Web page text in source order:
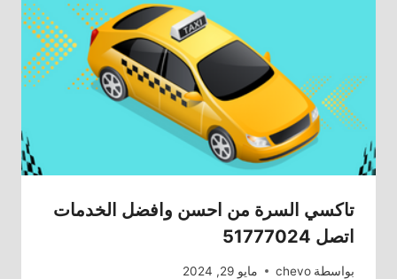
تاكسي السرة من احسن وافضل الخدمات
اتصل 51777024
بواسطة chevo مايو 29, 2024